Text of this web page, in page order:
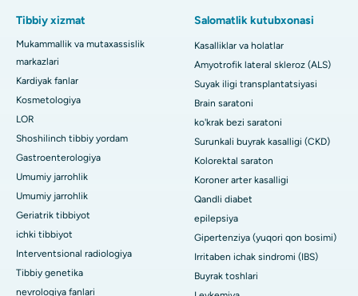
Tibbiy xizmat
Mukammallik va mutaxassislik
markazlari
Kardiyak fanlar
Kosmetologiya
LOR
Shoshilinch tibbiy yordam
Gastroenterologiya
Umumiy jarrohlik
Umumiy jarrohlik
Geriatrik tibbiyot
ichki tibbiyot
Interventsional radiologiya
Tibbiy genetika
nevrologiya fanlari
Salomatlik kutubxonasi
Kasalliklar va holatlar
Amyotrofik lateral skleroz (ALS)
Suyak iligi transplantatsiyasi
Brain saratoni
ko'krak bezi saratoni
Surunkali buyrak kasalligi (CKD)
Kolorektal saraton
Koroner arter kasalligi
Qandli diabet
epilepsiya
Gipertenziya (yuqori qon bosimi)
Irritaben ichak sindromi (IBS)
Buyrak toshlari